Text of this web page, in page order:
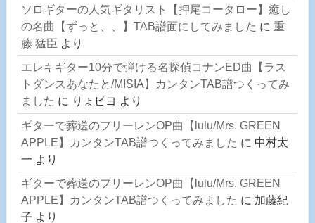
ソロギターの人気ギタリスト【押尾コータロー】癒し
の名曲【ずっと、、】TAB譜面にしてみました に 重
藤 猛臣 より
エレキギター10分で弾ける名探偵コナンED曲【ラス
トダンスあなたと/MISIA】カンタンTAB譜つくってみ
ました に りょピヨ より
ギターで葬送のフリーレンOP曲【lulu/Mrs. GREEN
APPLE】カンタンTAB譜つくってみました に 中村太
一 より
ギターで葬送のフリーレンOP曲【lulu/Mrs. GREEN
APPLE】カンタンTAB譜つくってみました に 加藤紀
子 より